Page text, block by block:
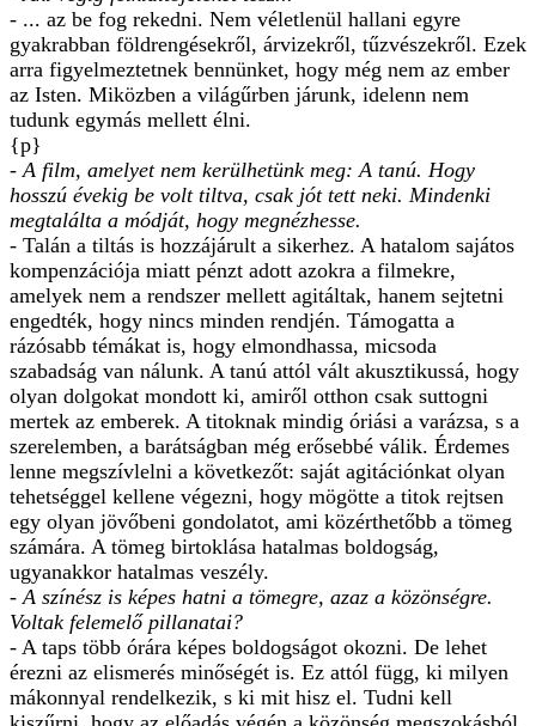
- ... az be fog rekedni. Nem véletlenül hallani egyre
gyakrabban földrengésekről, árvizekről, tűzvészekről. Ezek
arra figyelmeztetnek bennünket, hogy még nem az ember
az Isten. Miközben a világűrben járunk, idelenn nem
tudunk egymás mellett élni.
{p}
- A film, amelyet nem kerülhetünk meg: A tanú. Hogy
hosszú évekig be volt tiltva, csak jót tett neki. Mindenki
megtalálta a módját, hogy megnézhesse.
- Talán a tiltás is hozzájárult a sikerhez. A hatalom sajátos
kompenzációja miatt pénzt adott azokra a filmekre,
amelyek nem a rendszer mellett agitáltak, hanem sejtetni
engedték, hogy nincs minden rendjén. Támogatta a
rázósabb témákat is, hogy elmondhassa, micsoda
szabadság van nálunk. A tanú attól vált akusztikussá, hogy
olyan dolgokat mondott ki, amiről otthon csak suttogni
mertek az emberek. A titoknak mindig óriási a varázsa, s a
szerelemben, a barátságban még erősebbé válik. Érdemes
lenne megszívlelni a következőt: saját agitációnkat olyan
tehetséggel kellene végezni, hogy mögötte a titok rejtsen
egy olyan jövőbeni gondolatot, ami közérthetőbb a tömeg
számára. A tömeg birtoklása hatalmas boldogság,
ugyanakkor hatalmas veszély.
- A színész is képes hatni a tömegre, azaz a közönségre.
Voltak felemelő pillanatai?
- A taps több órára képes boldogságot okozni. De lehet
érezni az elismerés minőségét is. Ez attól függ, ki milyen
mákonnyal rendelkezik, s ki mit hisz el. Tudni kell